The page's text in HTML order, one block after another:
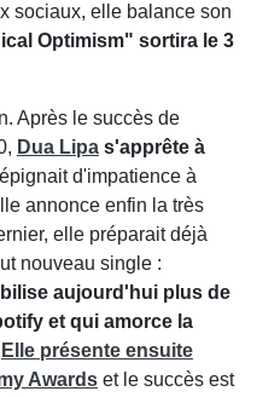
sociaux, elle balance son
Optimism" sortira le 3
Après le succès de
Dua Lipa s'apprête à
d'impatience à
annonce enfin la très
elle préparait déjà
nouveau single :
aujourd'hui plus de
et qui amorce la
Elle présente ensuite
Awards et le succès est